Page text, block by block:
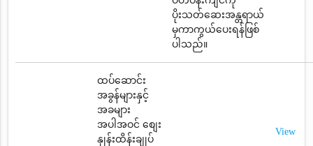
ပိုးသတ်ဆေးအန္တရာယ်
မှကာကွယ်ပေးရန်ဖြစ်
ပါသည်။
ထပ်ဆောင်း
အခွန်များနှင့်
အခများ
အပါအဝင် စျေး
နှုန်းထိန်းချုပ်
View